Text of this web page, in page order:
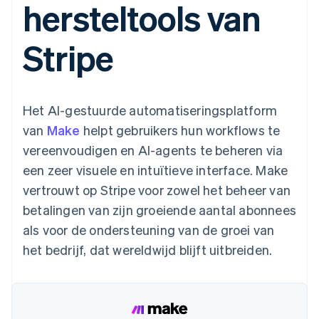
dan 125
Terminal
Authorization
Boost
Optimaliseer de
Link
Versneld afrekenen
Financial
Connections
Data gekoppelde
rekeningen
Gegevenssynchronisatie
Meer
Product roadmap
Ontdek wat er in het verschiet ligt
Radar
Marktplaatsen
Geldbeheer
Platforms
Per branche
AI-bedrijven
Creator economy
Horeca, reizen en vrije
tijd
Verzekering
Media en entertainment
Non-profitorganisaties
Detailhandel
Facturatie naar gebruik
bieden
die door stablecoins
worden gedekt
Bronnen
App-integraties
Voorbeelden van code
Developerblog
API-status
Bedrijf
Productroadmap
Sessions
Vacatures
Contact
Neem contact op
Partner worden
hersteltools van
Stripe
Het AI-gestuurde automatiseringsplatform
van Make helpt gebruikers hun workflows te
vereenvoudigen en AI-agents te beheren via
een zeer visuele en intuïtieve interface. Make
vertrouwt op Stripe voor zowel het beheer van
betalingen van zijn groeiende aantal abonnees
als voor de ondersteuning van de groei van
het bedrijf, dat wereldwijd blijft uitbreiden.